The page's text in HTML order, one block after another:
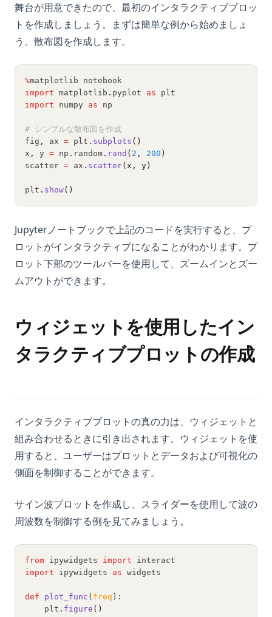
舞台が用意できたので、最初のインタラクティブプロッ
トを作成しましょう。まずは簡単な例から始めましょ
う。散布図を作成します。
%matplotlib notebook
import matplotlib . pyplot as plt
import numpy as np
# シンプルな散布図を作成
fig , ax = plt . subplots ()
x , y = np . random . rand ( 2 , 200 )
scatter = ax . scatter(x, y)
plt . show()
Jupyterノートブックで上記のコードを実行すると、プ
ロットがインタラクティブになることがわかります。プ
ロット下部のツールバーを使用して、ズームインとズー
ムアウトができます。
ウィジェットを使用したイン
タラクティブプロットの作成
インタラクティブプロットの真の力は、ウィジェットと
組み合わせるときに引き出されます。ウィジェットを使
用すると、ユーザーはプロットとデータおよび可視化の
側面を制御することができます。
サイン波プロットを作成し、スライダーを使用して波の
周波数を制御する例を見てみましょう。
from ipywidgets import interact
import ipywidgets as widgets
def plot_func ( freq ):
    plt
. figure ()